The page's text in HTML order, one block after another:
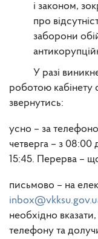
і законом,
про
заборони
У разі
роботою кабінету
звернутись:
усно – за
четверга – з 08:00
15:45. Перерва –
письмово – на
необхідно
телефону та